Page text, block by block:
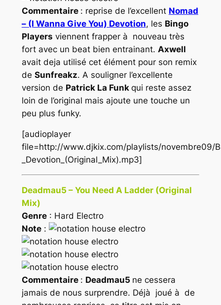
Commentaire : reprise de l’excellent Nomad
– (I Wanna Give You) Devotion, les Bingo
Players viennent frapper à nouveau très
fort avec un beat bien entrainant. Axwell
avait deja utilisé cet élément pour son remix
de Sunfreakz. A souligner l’excellente
version de Patrick La Funk qui reste assez
loin de l’original mais ajoute une touche un
peu plus funky.
[audioplayer
file=http://www.djkix.com/playlists/novembre09/
_Devotion_(Original_Mix).mp3]
Deadmau5 – You Need A Ladder (Original
Mix)
Genre: Hard Electro
Note:
Commentaire : Deadmau5 ne cessera
jamais de nous surprendre. Déjà joué à de